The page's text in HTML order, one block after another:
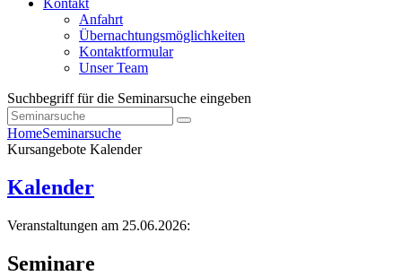
Kontakt
Anfahrt
Übernachtungsmöglichkeiten
Kontaktformular
Unser Team
Suchbegriff für die Seminarsuche eingeben
HomeSeminarsuche
Kursangebote Kalender
Kalender
Veranstaltungen am 25.06.2026:
Seminare